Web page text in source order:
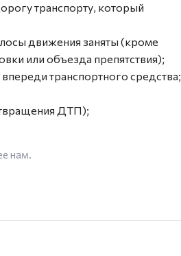
транспорту, который
движения заняты (кроме
или объезда препятствия);
транспортного средства;
ДТП);
нам.